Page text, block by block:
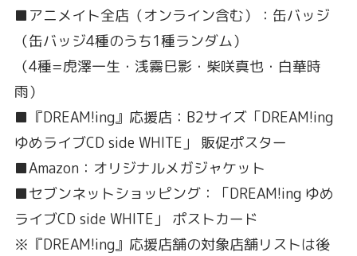
■アニメイト全店（オンライン含む）：缶バッジ
（缶バッジ4種のうち1種ランダム）
（4種=虎澤一生・浅霧巳影・柴咲真也・白華時
雨）
■『DREAM!ing』応援店：B2サイズ「DREAM!ing
ゆめライブCD side WHITE」 販促ポスター
■Amazon：オリジナルメガジャケット
■セブンネットショッピング：「DREAM!ing ゆめ
ライブCD side WHITE」 ポストカード
※『DREAM!ing』応援店舗の対象店舗リストは後